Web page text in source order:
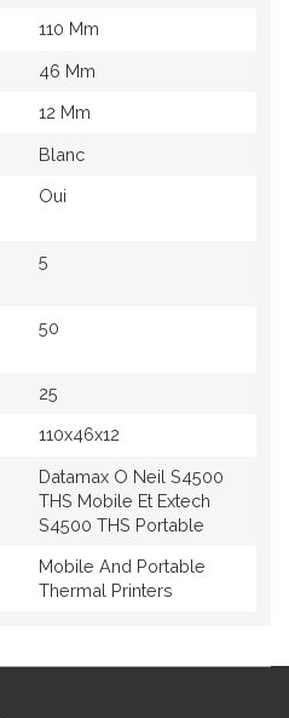
110 Mm
46 Mm
12 Mm
Blanc
Oui
5
50
25
110x46x12
Datamax O Neil S4500
THS Mobile Et Extech
S4500 THS Portable
Mobile And Portable
Thermal Printers